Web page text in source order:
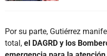
Por su parte, Gutiérrez
total, el DAGRD y los